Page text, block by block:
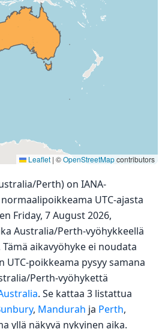
Leaflet | ©OpenStreetMapcontributors
Perth) on IANA-
UTC-ajasta
Friday, 7 August 2026,
Australia/Perth-vyöhykkeellä
Tämä aikavyöhyke ei noudata
UTC-poikkeama pysyy samana
Perth-vyöhykettä
. Se kattaa 3 listattua
, Mandurah ja Perth,
yllä näkyvä nykyinen aika.